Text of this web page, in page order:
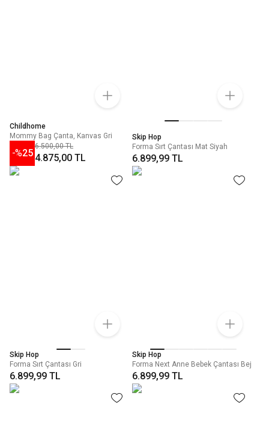
Childhome
Mommy Bag Çanta, Kanvas Gri
-%25
6.500,00 TL
4.875,00 TL
Skip Hop
Forma Sırt Çantası Mat Siyah
6.899,99 TL
Skip Hop
Forma Sırt Çantası Gri
6.899,99 TL
Skip Hop
Forma Next Anne Bebek Çantası Bej
6.899,99 TL